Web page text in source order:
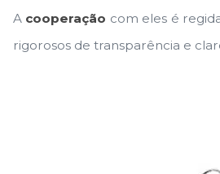
A cooperação com eles é
rigorosos de transparência e